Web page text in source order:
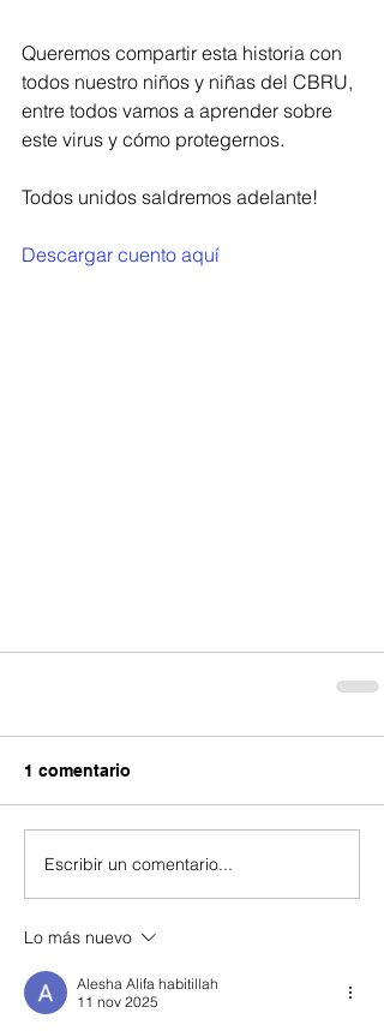
Queremos compartir esta historia con
todos nuestro niños y niñas del CBRU,
entre todos vamos a aprender sobre
este virus y cómo protegernos.
Todos unidos saldremos adelante!
Descargar cuento aquí
1 comentario
Escribir un comentario...
Lo más nuevo
Alesha Alifa habitillah
11 nov 2025